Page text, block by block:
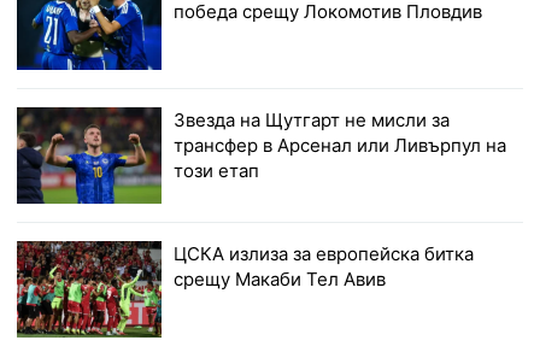
победа срещу Локомотив Пловдив
Звезда на Щутгарт не мисли за
трансфер в Арсенал или Ливърпул на
този етап
ЦСКА излиза за европейска битка
срещу Макаби Тел Авив